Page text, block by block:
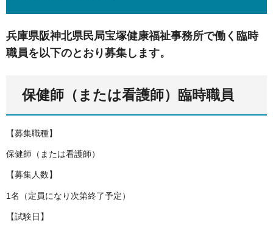
兵庫県阪神北県民局宝塚健康福祉事務所で働く臨時
職員を以下のとおり募集します。
保健師（または看護師）臨時職員
【募集職種】
保健師（または看護師）
【募集人数】
1名（定員になり次第終了予定）
【試験日】